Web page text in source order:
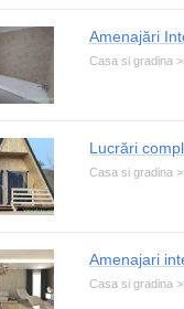
Amenajări
Casa si gradina
Lucrări
Casa si gradina
Amenajari
Casa si gradina